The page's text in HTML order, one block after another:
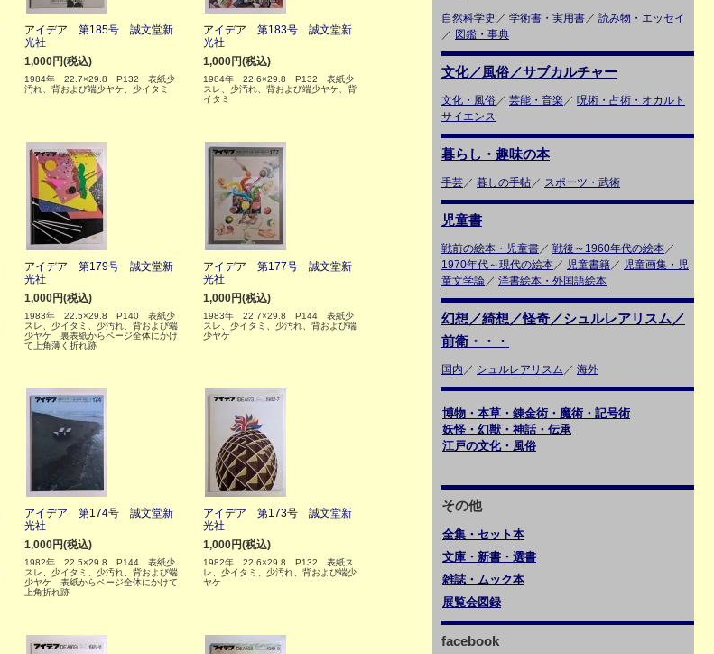
アイデア 第185号 誠文堂新
光社
1,000円(税込)
1984年 22.7×29.8 P132 表紙少
汚れ、背および端少ヤケ、少イタミ
アイデア 第183号 誠文堂新
光社
1,000円(税込)
1984年 22.6×29.8 P132 表紙少
スレ、少汚れ、背および端少ヤケ、背
イタミ
アイデア 第179号 誠文堂新
光社
1,000円(税込)
1983年 22.5×29.8 P140 表紙少
スレ、少イタミ、少汚れ、背および端
少ヤケ 裏表紙からページ全体にかけ
て上角薄く折れ跡
アイデア 第177号 誠文堂新
光社
1,000円(税込)
1983年 22.7×29.8 P144 表紙少
スレ、少イタミ、少汚れ、背および端
少ヤケ
アイデア 第174号 誠文堂新
光社
1,000円(税込)
1982年 22.5×29.8 P144 表紙少
スレ、少イタミ、少汚れ、背および端
少ヤケ 表紙からページ全体にかけて
上角折れ跡
アイデア 第173号 誠文堂新
光社
1,000円(税込)
1982年 22.6×29.8 P132 表紙ス
レ、少イタミ、少汚れ、背および端少
ヤケ
自然科学史 ／ 学術書・実用書／ 読み物・エッセイ
／ 図鑑・事典
文化／風俗／サブカルチャー
文化・風俗／ 芸能・音楽 ／ 呪術・占術・オカルト
サイエンス
暮らし・趣味の本
手芸／ 暮しの手帖／ スポーツ・武術
児童書
戦前の絵本・児童書／ 戦後～1960年代の絵本／
1970年代～現代の絵本／ 児童書籍／ 児童画集・児
童文学論／ 洋書絵本・外国語絵本
幻想／綺想／怪奇／シュルレアリスム／
前衛・・・
国内 ／ シュルレアリスム ／ 海外
博物・本草・錬金術・魔術・記号術
妖怪・幻獣・神話・伝承
江戸の文化・風俗
その他
全集・セット本
文庫・新書・選書
雑誌・ムック本
展覧会図録
facebook